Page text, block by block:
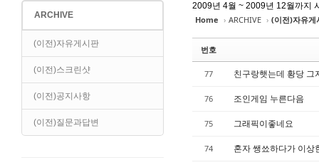
ARCHIVE
(이전)자유게시판
(이전)스크린샷
(이전)공지사항
(이전)질문과답변
2009년 4월 ~ 2009년 12월까지
Home › ARCHIVE › (이전)자유게
번호
77 친구랑햇는데 황당 그
76 조인게임 누른다음
75 그래픽이좋네요
74 혼자 쌩쑈하다가 이상
Sketchbook5, 스케치북5
Sketchbook5, 스케치북5